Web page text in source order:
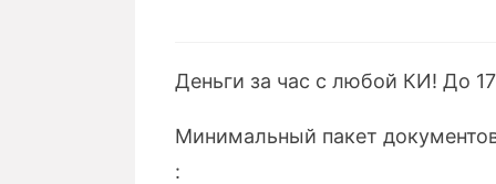
Деньги за час с любой КИ! До
Минимальный пакет
: